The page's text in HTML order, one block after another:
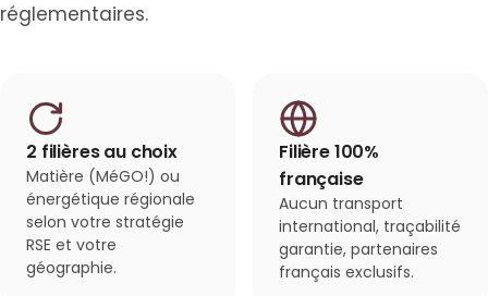
réglementaires.
2 filières au choix
Matière (MéGO!) ou
énergétique régionale
selon votre stratégie
RSE et votre
géographie.
Filière 100%
française
Aucun transport
international, traçabilité
garantie, partenaires
français exclusifs.